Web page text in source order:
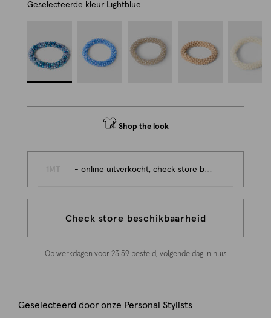
Geselecteerde kleur Lightblue
Shop the look
- online uitverkocht, check store beschikbaarheid
Check store beschikbaarheid
Op werkdagen voor 23:59 besteld, volgende dag in huis
Geselecteerd door onze Personal Stylists